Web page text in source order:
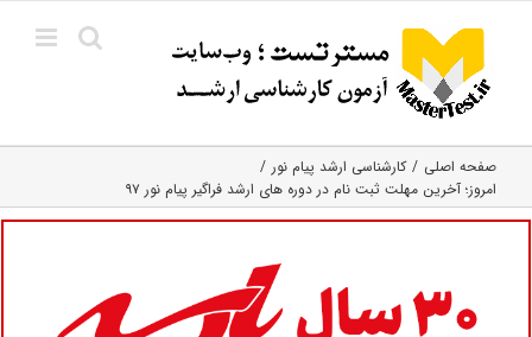
content
صفحه اصلی
کارشناسی ارشد پیام نور
امروز؛ آخرین مهلت ثبت نام در دوره های ارشد فراگیر پیام نور ۹۷